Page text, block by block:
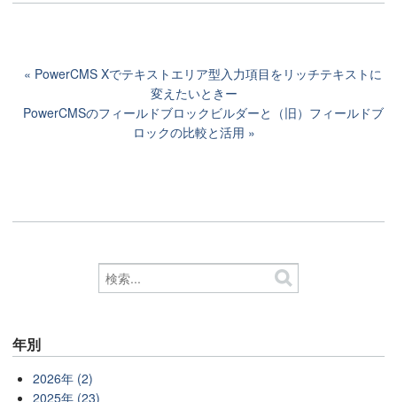
PowerCMS Xでテキストエリア型入力項目をリッチテキストに
変えたいときー
PowerCMSのフィールドブロックビルダーと（旧）フィールドブ
ロックの比較と活用
年別
2026年 (2)
2025年 (23)